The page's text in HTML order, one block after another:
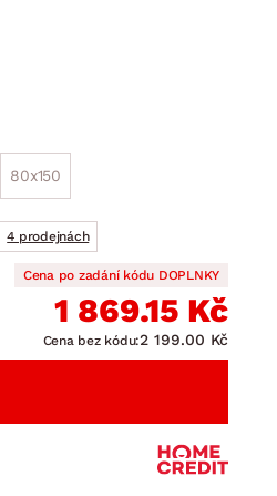
80x150
4 prodejnách
Cena po zadání kódu DOPLNKY
1 869.15 Kč
Cena bez kódu:2 199.00 Kč